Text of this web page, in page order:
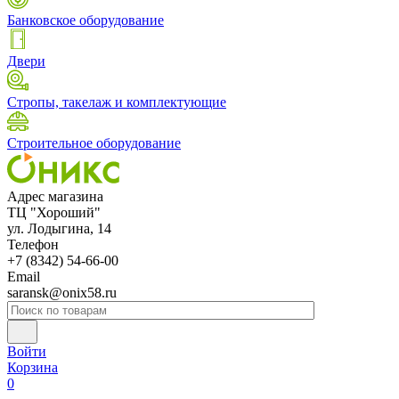
Банковское оборудование
Двери
Стропы, такелаж и комплектующие
Строительное оборудование
Адрес магазина
ТЦ "Хороший"
ул. Лодыгина, 14
Телефон
+7 (8342) 54-66-00
Email
saransk@onix58.ru
Войти
Корзина
0